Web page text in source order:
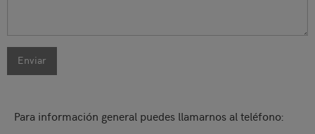
CAPTCHA
Esta pregunta
comprobar si
Enviar
Para información general puedes llamarnos al teléfono: